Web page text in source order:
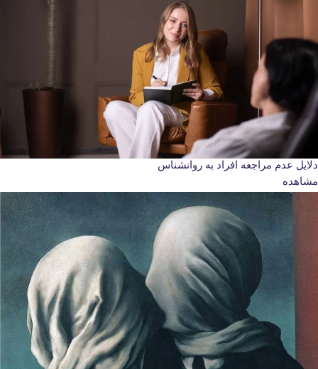
دلایل عدم مراجعه افراد به روانشناس
مشاهده